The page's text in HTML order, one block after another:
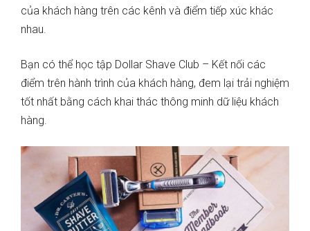
của khách hàng trên các kênh và điểm tiếp xúc khác
nhau.
Bạn có thể học tập Dollar Shave Club – Kết nối các
điểm trên hành trình của khách hàng, đem lại trải nghiệm
tốt nhất bằng cách khai thác thông minh dữ liệu khách
hàng.